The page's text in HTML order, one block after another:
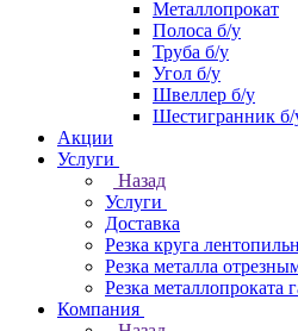
Металлопрокат
Полоса б/у
Труба б/у
Угол б/у
Швеллер б/у
Шестигранник б/
Акции
Услуги
Назад
Услуги
Доставка
Резка круга
Резка металла
Резка металлопроката
Компания